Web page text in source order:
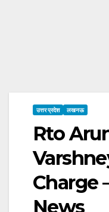
उत्तर प्रदेश लखनऊ
Rto
Charge
News